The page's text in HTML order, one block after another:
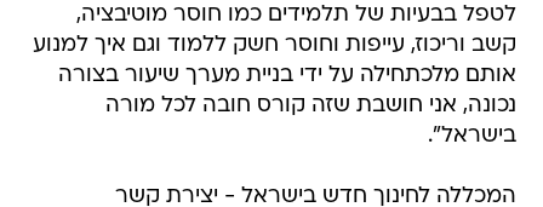
לטפל בבעיות של תלמידים כמו חוסר מוטיבציה,
קשב וריכוז, עייפות וחוסר חשק ללמוד וגם איך למנוע
אותם מלכתחילה על ידי בניית מערך שיעור בצורה
נכונה, אני חושבת שזה קורס חובה לכל מורה
בישראל".
המכללה לחינוך חדש בישראל - יצירת קשר